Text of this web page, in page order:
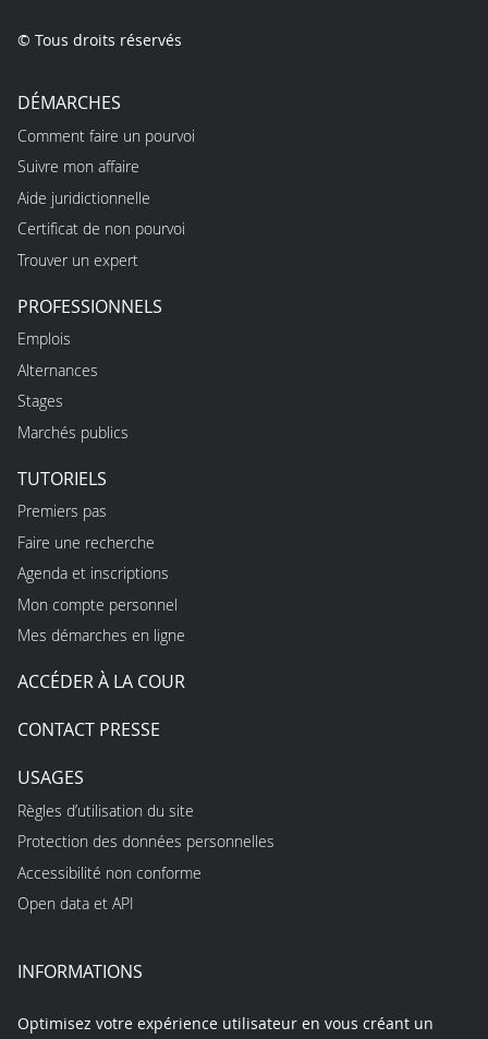
© Tous droits réservés
DÉMARCHES
Comment faire un pourvoi
Suivre mon affaire
Aide juridictionnelle
Certificat de non pourvoi
Trouver un expert
PROFESSIONNELS
Emplois
Alternances
Stages
Marchés publics
TUTORIELS
Premiers pas
Faire une recherche
Agenda et inscriptions
Mon compte personnel
Mes démarches en ligne
ACCÉDER À LA COUR
CONTACT PRESSE
USAGES
Règles d’utilisation du site
Protection des données personnelles
Accessibilité non conforme
Open data et API
INFORMATIONS
Optimisez votre expérience utilisateur en vous créant un